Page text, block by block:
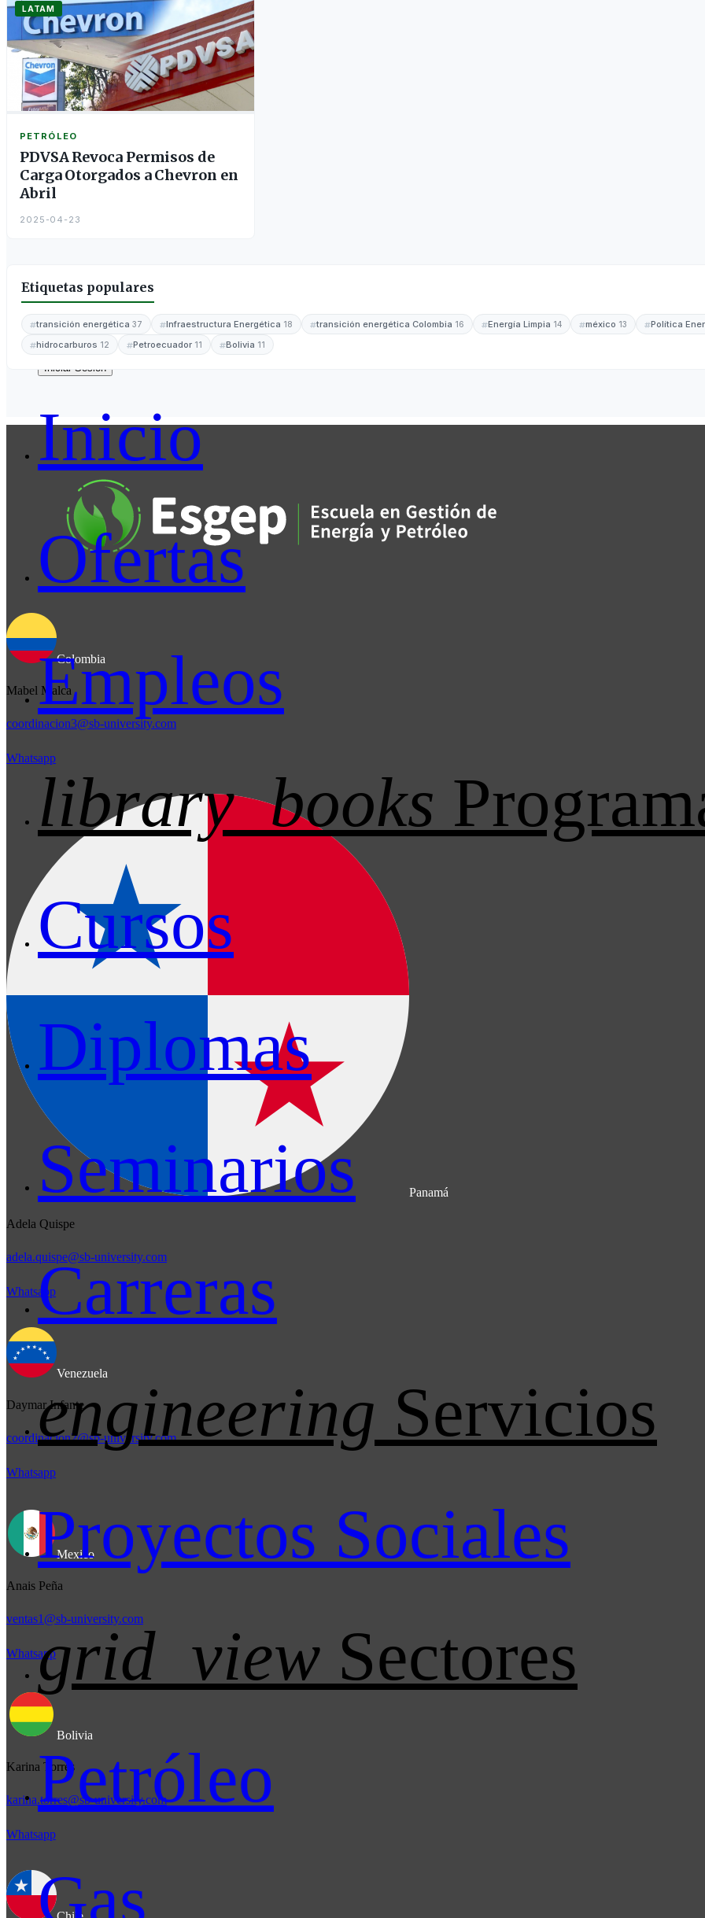
Regístrate
Iniciar Sesión
Inicio
Ofertas
Empleos
library_books
Cursos
Diplomas
Seminarios
Carreras
engineering Servicios
Proyectos Sociales
grid_view Sectores
Petróleo
Gas
LATAM
PETRÓLEO
PDVSA Revoca Permisos de
Carga Otorgados a Chevron en
Abril
2025-04-23
Etiquetas populares
transición energética 37 Infraestructura Energética 18 transición energética Colombia 16 Energía Limpia 14 méxico 13
Política
hidrocarburos 12 Petroecuador 11 Bolivia 11
Colombia
Mabel Malca
coordinacion3@sb-university.com
Whatsapp
Panamá
Adela Quispe
adela.quispe@sb-university.com
Whatsapp
Venezuela
Daymar Infante
coordinacion2@sb-university.com
Whatsapp
Mexico
Anais Peña
ventas1@sb-university.com
Whatsapp
Bolivia
Karina Torres
karina.torres@sb-university.com
Whatsapp